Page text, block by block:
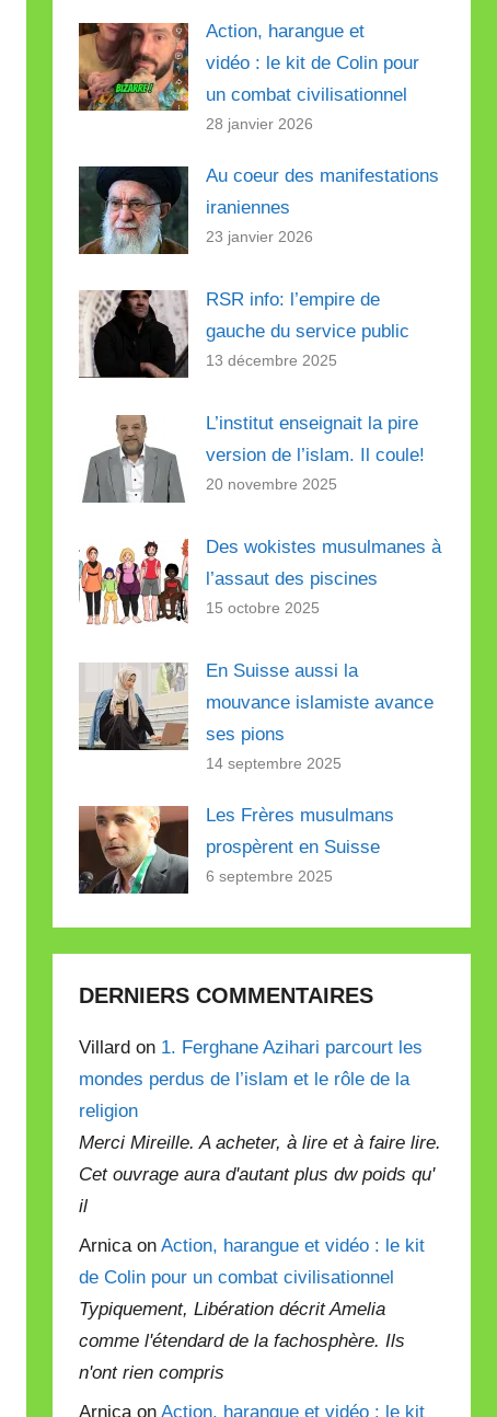
Action, harangue et
vidéo : le kit de Colin pour
un combat civilisationnel
28 janvier 2026
Au coeur des manifestations
iraniennes
23 janvier 2026
RSR info: l’empire de
gauche du service public
13 décembre 2025
L’institut enseignait la pire
version de l’islam. Il coule!
20 novembre 2025
Des wokistes musulmanes à
l’assaut des piscines
15 octobre 2025
En Suisse aussi la
mouvance islamiste avance
ses pions
14 septembre 2025
Les Frères musulmans
prospèrent en Suisse
6 septembre 2025
DERNIERS COMMENTAIRES
Villard on 1. Ferghane Azihari parcourt les
mondes perdus de l’islam et le rôle de la
religion
Merci Mireille. A acheter, à lire et à faire lire.
Cet ouvrage aura d'autant plus dw poids qu'
il
Arnica onAction, harangue et vidéo : le kit
de Colin pour un combat civilisationnel
Typiquement, Libération décrit Amelia
comme l'étendard de la fachosphère. Ils
n'ont rien compris
Arnica onAction, harangue et vidéo : le kit